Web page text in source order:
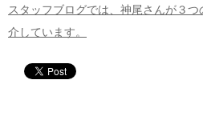
スタッフブログでは、神尾さんが３
介しています。